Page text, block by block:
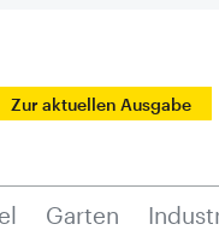
Zur aktuellen Ausgabe
Garten